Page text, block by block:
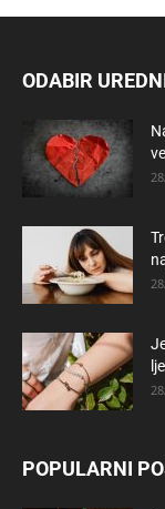
ODABIR
POPULARNI